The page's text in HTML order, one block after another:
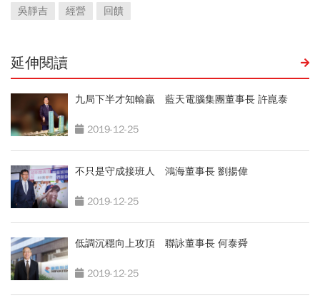
吳靜吉
經營 回饋
延伸閱讀
九局下半才知輸贏 藍天電腦集團董事長 許崑泰
2019-12-25
不只是守成接班人 鴻海董事長 劉揚偉
2019-12-25
低調沉穩向上攻頂 聯詠董事長 何泰舜
2019-12-25